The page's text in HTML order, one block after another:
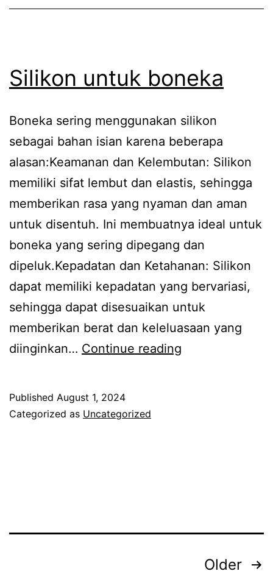
Silikon untuk boneka
Boneka sering menggunakan silikon
sebagai bahan isian karena beberapa
alasan:Keamanan dan Kelembutan: Silikon
memiliki sifat lembut dan elastis, sehingga
memberikan rasa yang nyaman dan aman
untuk disentuh. Ini membuatnya ideal untuk
boneka yang sering dipegang dan
dipeluk.Kepadatan dan Ketahanan: Silikon
dapat memiliki kepadatan yang bervariasi,
sehingga dapat disesuaikan untuk
memberikan berat dan keleluasaan yang
diinginkan… Continue reading
Published August 1, 2024
Categorized as Uncategorized
Older